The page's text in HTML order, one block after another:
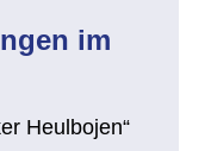
im
Heulbojen“